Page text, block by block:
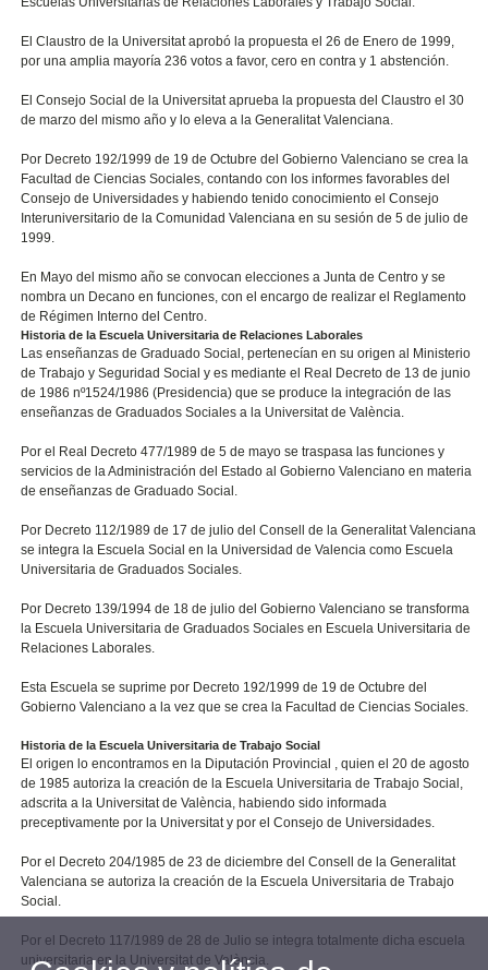
El Claustro de la Universitat aprobó la propuesta el 26 de Enero de 1999,
por una amplia mayoría 236 votos a favor, cero en contra y 1 abstención.
El Consejo Social de la Universitat aprueba la propuesta del Claustro el 30
de marzo del mismo año y lo eleva a la Generalitat Valenciana.
Por Decreto 192/1999 de 19 de Octubre del Gobierno Valenciano se crea la
Facultad de Ciencias Sociales, contando con los informes favorables del
Consejo de Universidades y habiendo tenido conocimiento el Consejo
Interuniversitario de la Comunidad Valenciana en su sesión de 5 de julio de
1999.
En Mayo del mismo año se convocan elecciones a Junta de Centro y se
nombra un Decano en funciones, con el encargo de realizar el Reglamento
de Régimen Interno del Centro.
Historia de la Escuela Universitaria de Relaciones Laborales
Las enseñanzas de Graduado Social, pertenecían en su origen al Ministerio
de Trabajo y Seguridad Social y es mediante el Real Decreto de 13 de junio
de 1986 nº1524/1986 (Presidencia) que se produce la integración de las
enseñanzas de Graduados Sociales a la Universitat de València.
Por el Real Decreto 477/1989 de 5 de mayo se traspasa las funciones y
servicios de la Administración del Estado al Gobierno Valenciano en materia
de enseñanzas de Graduado Social.
Por Decreto 112/1989 de 17 de julio del Consell de la Generalitat Valenciana
se integra la Escuela Social en la Universidad de Valencia como Escuela
Universitaria de Graduados Sociales.
Por Decreto 139/1994 de 18 de julio del Gobierno Valenciano se transforma
la Escuela Universitaria de Graduados Sociales en Escuela Universitaria de
Relaciones Laborales.
Esta Escuela se suprime por Decreto 192/1999 de 19 de Octubre del
Gobierno Valenciano a la vez que se crea la Facultad de Ciencias Sociales.
Historia de la Escuela Universitaria de Trabajo Social
El origen lo encontramos en la Diputación Provincial , quien el 20 de agosto
de 1985 autoriza la creación de la Escuela Universitaria de Trabajo Social,
adscrita a la Universitat de València, habiendo sido informada
preceptivamente por la Universitat y por el Consejo de Universidades.
Por el Decreto 204/1985 de 23 de diciembre del Consell de la Generalitat
Valenciana se autoriza la creación de la Escuela Universitaria de Trabajo
Social.
Por el Decreto 117/1989 de 28 de Julio se integra totalmente dicha escuela
universitaria en la Universitat de València.